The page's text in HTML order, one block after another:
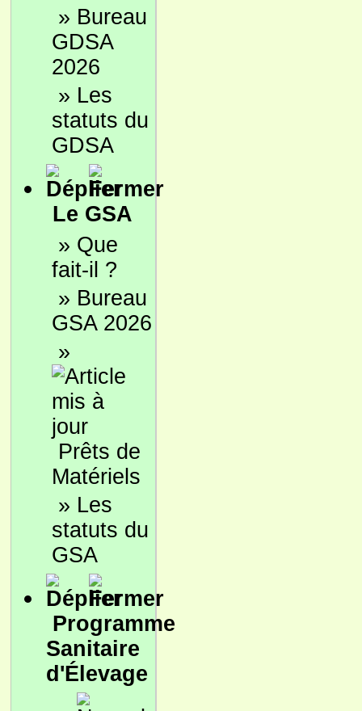
» Bureau
GDSA
2026
» Les
statuts du
GDSA
Le GSA
» Que
fait-il ?
» Bureau
GSA 2026
»
Prêts de
Matériels
» Les
statuts du
GSA
Programme
Sanitaire
d'Élevage